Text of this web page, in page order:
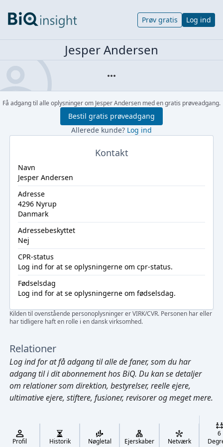
Cmd/Ctrl + K
Prøv gratis Log ind
Jesper Andersen
Få adgang til alle oplysninger om Jesper Andersen med en gratis prøveadgang.
Bestil gratis prøveadgang
Allerede kunde? Log ind
Kontakt
Navn
Jesper Andersen
Adresse
4296 Nyrup
Danmark
Adressebeskyttet
Nej
CPR-status
Log ind for at se oplysningerne om cpr-status.
Fødselsdag
Log ind for at se oplysningerne om fødselsdag.
Kilden til ovenstående personoplysninger er VIRK/CVR. Personen har eller
har tidligere haft en rolle i en dansk virksomhed.
Relationer
Log indfor at få adgang til alle de faner, som du har
adgang til i dit abonnement hos BiQ. Du kan se detaljer
om relationer som direktion, bestyrelser, reelle ejere,
ultimative ejere, stiftere, fusioner, revisorer og meget mere.
Profil Historik Nøgletal Ejerskaber Netværk
6